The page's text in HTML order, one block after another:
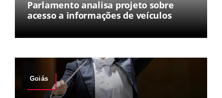
Parlamento analisa projeto sobre
acesso a informações de veículos
Goiás